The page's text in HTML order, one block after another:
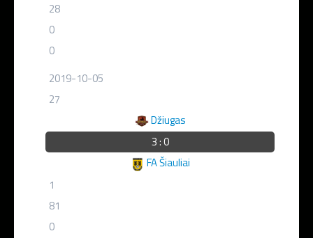
28
0
0
2019-10-05
27
Džiugas
3 : 0
FA Šiauliai
1
81
0